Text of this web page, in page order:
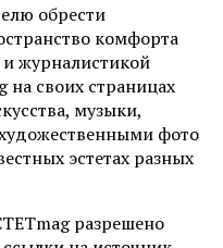
обрести
комфорта
журналистикой
на своих страницах
музыки,
фото
эстетах разных
разрешено